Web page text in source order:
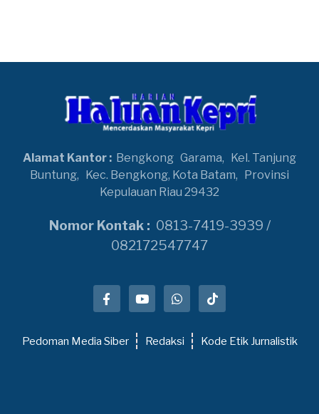
Alamat Kantor : Bengkong Garama,
Kel. Tanjung
Buntung,
Kec. Bengkong, Kota Batam,
Provinsi
Kepulauan Riau 29432
Nomor Kontak : 0813-7419-3939 /
082172547747
Pedoman Media Siber Redaksi Kode Etik Jurnalistik